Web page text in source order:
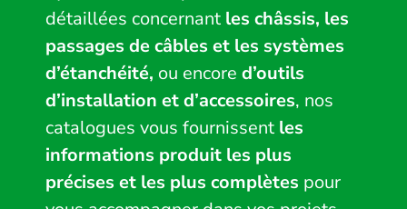
détaillées concernant les châssis, les
passages de câbles et les systèmes
d’étanchéité, ou encore d’outils
d’installation et d’accessoires, nos
catalogues vous fournissent les
informations produit les plus
précises et les plus complètes pour